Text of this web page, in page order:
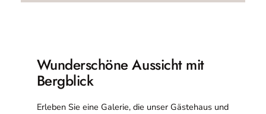
Wunderschöne Aussicht mit
Bergblick
Erleben Sie eine Galerie, die unser Gästehaus und